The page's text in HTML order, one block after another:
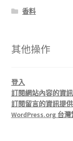
香料
其他操作
登入
訂閱網站內容的資
訂閱留言的資訊提供
WordPress.org 台